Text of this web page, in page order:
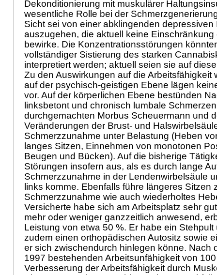
Dekonditionierung mit muskulärer
wesentliche Rolle bei der
Sicht sei von einer abklingenden depressiven
auszugehen, die aktuell keine Einschränkung
bewirke. Die Konzentrationsstörungen
vollständiger Sistierung des starken
interpretiert werden; aktuell seien sie auf
Zu den Auswirkungen auf die Arbeitsfähigkeit
auf der psychisch-geistigen Ebene lägen
vor. Auf der körperlichen Ebene bestünden
linksbetont und chronisch lumbale
durchgemachten Morbus Scheuermann und
Veränderungen der Brust- und
Schmerzzunahme unter Belastung (Heben
langes Sitzen, Einnehmen von monotonen
Beugen und Bücken). Auf die bisherige
Störungen insofern aus, als es durch lange
Schmerzzunahme in der Lendenwirbelsäule
links komme. Ebenfalls führe längeres Sitzen
Schmerzzunahme wie auch wiederholtes
Versicherte habe sich am Arbeitsplatz sehr
mehr oder weniger ganzzeitlich anwesend,
Leistung von etwa 50 %. Er habe ein
zudem einen orthopädischen Autositz sowie
er sich zwischendurch hinlegen könne. Nach
1997 bestehenden Arbeitsunfähigkeit von
Verbesserung der Arbeitsfähigkeit durch